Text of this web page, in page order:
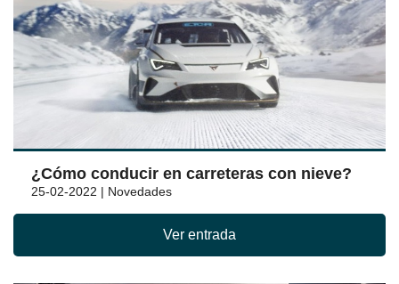
¿Cómo conducir en carreteras con nieve?
25-02-2022 | Novedades
Ver entrada